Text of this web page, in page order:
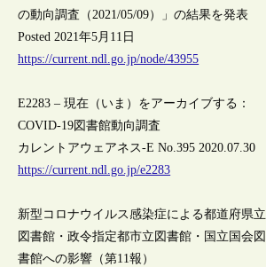
の動向調査（2021/05/09）」の結果を発表
Posted 2021年5月11日
https://current.ndl.go.jp/node/43955
E2283 – 現在（いま）をアーカイブする：
COVID-19図書館動向調査
カレントアウェアネス-E No.395 2020.07.30
https://current.ndl.go.jp/e2283
新型コロナウイルス感染症による都道府県立
図書館・政令指定都市立図書館・国立国会図
書館への影響（第11報）